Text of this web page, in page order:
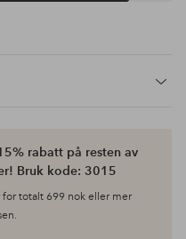
rabatt på resten av
Bruk kode: 3015
totalt 699 nok eller mer